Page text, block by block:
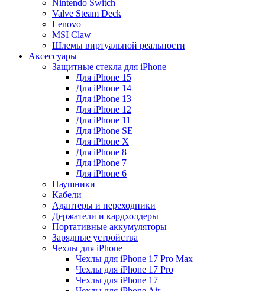
Nintendo Switch
Valve Steam Deck
Lenovo
MSI Claw
Шлемы виртуальной реальности
Аксессуары
Защитные стекла для iPhone
Для iPhone 15
Для iPhone 14
Для iPhone 13
Для iPhone 12
Для iPhone 11
Для iPhone SE
Для iPhone X
Для iPhone 8
Для iPhone 7
Для iPhone 6
Наушники
Кабели
Адаптеры и переходники
Держатели и кардхолдеры
Портативные аккумуляторы
Зарядные устройства
Чехлы для iPhone
Чехлы для iPhone 17 Pro Max
Чехлы для iPhone 17 Pro
Чехлы для iPhone 17